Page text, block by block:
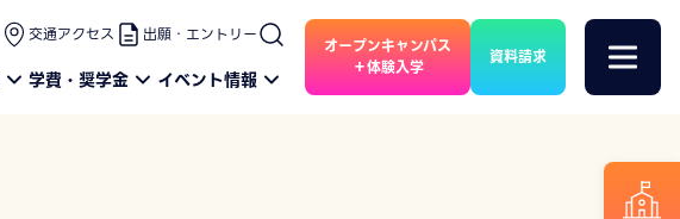
交通アクセス 出願・エントリー
学費・奨学金 イベント情報
オープンキャンパス
＋体験入学
資料請求